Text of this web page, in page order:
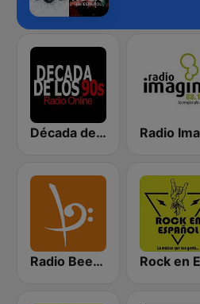
Década de los 90s
Radio Beethoven